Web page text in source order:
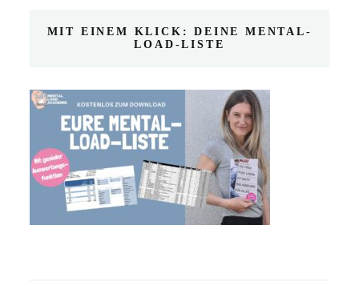
MIT EINEM KLICK: DEINE MENTAL-
LOAD-LISTE